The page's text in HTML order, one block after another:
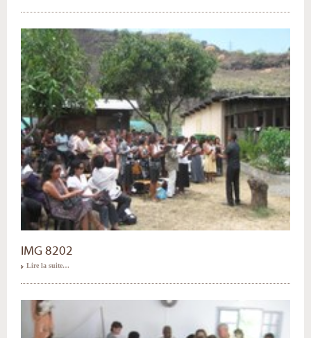
IMG 8202
Lire la suite…